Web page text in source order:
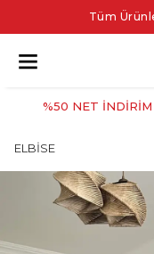
Tüm
%50 NET İNDİRİM
ELBİSE